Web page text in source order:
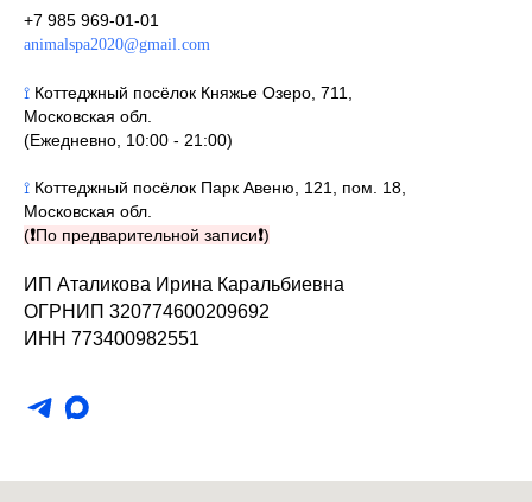
+7 985 969-01-01
animalspa2020@gmail.com
⟟ Коттеджный посёлок Княжье Озеро, 711,
Московская обл.
(Ежедневно, 10:00 - 21:00)
⟟ Коттеджный посёлок Парк Авеню, 121, пом. 18,
Московская обл.
(❗По предварительной записи❗)
ИП Аталикова Ирина Каральбиевна
ОГРНИП 320774600209692
ИНН 773400982551